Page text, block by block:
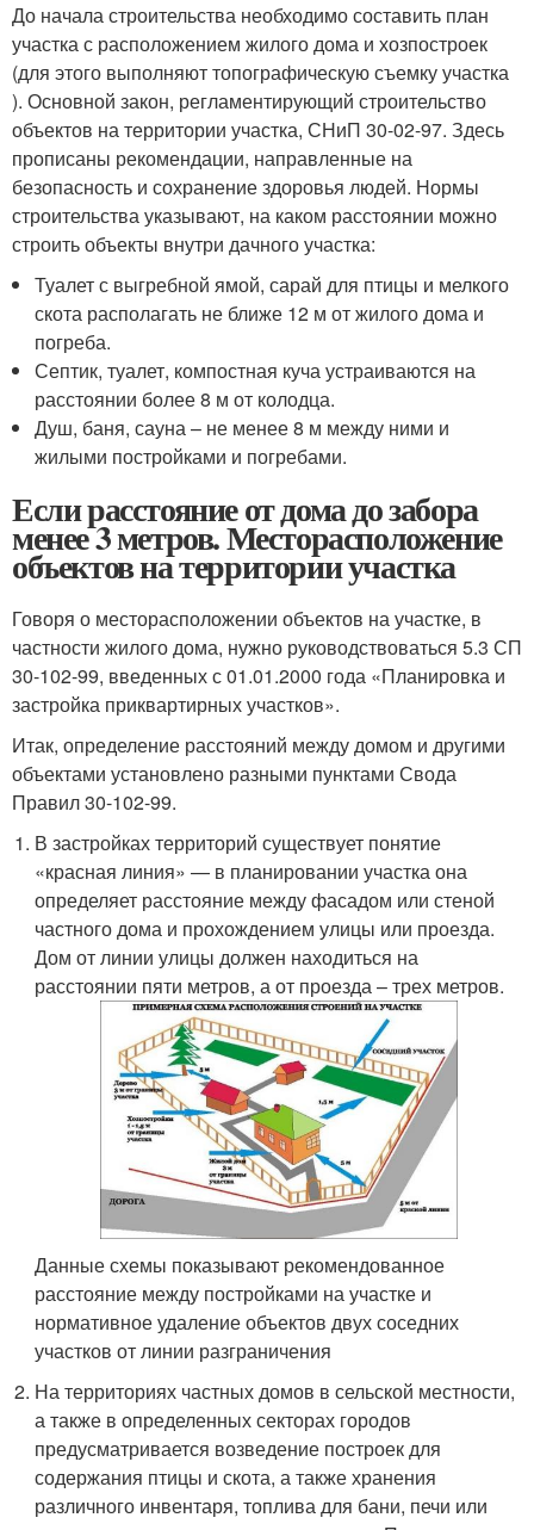
До начала строительства необходимо составить план
участка с расположением жилого дома и хозпостроек
(для этого выполняют топографическую съемку участка
). Основной закон, регламентирующий строительство
объектов на территории участка, СНиП 30-02-97. Здесь
прописаны рекомендации, направленные на
безопасность и сохранение здоровья людей. Нормы
строительства указывают, на каком расстоянии можно
строить объекты внутри дачного участка:
Туалет с выгребной ямой, сарай для птицы и мелкого
скота располагать не ближе 12 м от жилого дома и
погреба.
Септик, туалет, компостная куча устраиваются на
расстоянии более 8 м от колодца.
Душ, баня, сауна – не менее 8 м между ними и
жилыми постройками и погребами.
Если расстояние от дома до забора
менее 3 метров. Месторасположение
объектов на территории участка
Говоря о месторасположении объектов на участке, в
частности жилого дома, нужно руководствоваться 5.3 СП
30-102-99, введенных с 01.01.2000 года «Планировка и
застройка приквартирных участков».
Итак, определение расстояний между домом и другими
объектами установлено разными пунктами Свода
Правил 30-102-99.
В застройках территорий существует понятие
«красная линия» — в планировании участка она
определяет расстояние между фасадом или стеной
частного дома и прохождением улицы или проезда.
Дом от линии улицы должен находиться на
расстоянии пяти метров, а от проезда – трех метров.
Данные схемы показывают рекомендованное
расстояние между постройками на участке и
нормативное удаление объектов двух соседних
участков от линии разграничения
На территориях частных домов в сельской местности,
а также в определенных секторах городов
предусматривается возведение построек для
содержания птицы и скота, а также хранения
различного инвентаря, топлива для бани, печи или